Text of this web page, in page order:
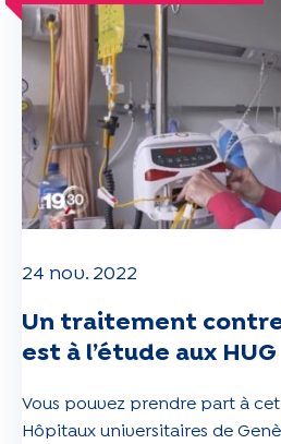
24 nov. 2022
Un traitement
est à l’étude aux HUG
Vous pouvez prendre part à cet
Hôpitaux universitaires de